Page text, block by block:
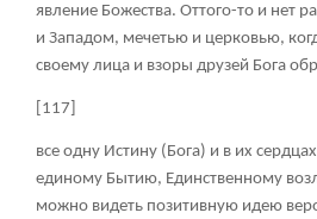
явление Божества. Оттого-то и нет
и Западом, мечетью и церковью,
своему лица и взоры друзей Бога
[117]
все одну Истину (Бога) и в их
единому Бытию, Единственному
можно видеть позитивную идею